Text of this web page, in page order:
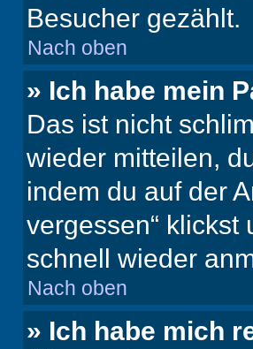
Besucher gezählt.
Nach oben
» Ich habe mein
Das ist nicht
wieder mitteilen,
indem du auf der
vergessen“
schnell wieder
Nach oben
» Ich habe mich